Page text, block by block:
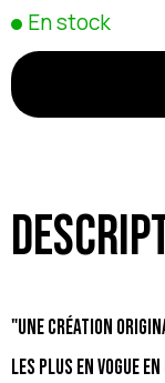
En stock
"Une création
les plus en vogue